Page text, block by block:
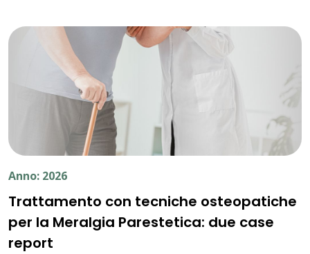
Anno: 2026
Trattamento con tecniche osteopatiche
per la Meralgia Parestetica: due case
report